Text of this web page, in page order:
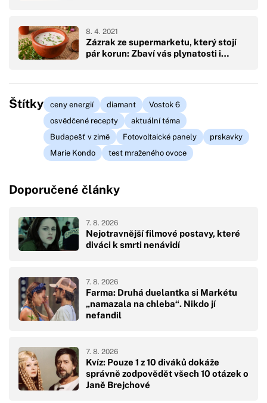
Zázrak ze supermarketu, který stojí
pár korun: Zbaví vás plynatosti i…
8. 4. 2021
Štítky ceny energií diamant
Vostok 6
osvědčené recepty
aktuální téma
Budapešť v zimě
Fotovoltaické panely
prskavky
Marie Kondo
test mraženého ovoce
Doporučené články
Nejotravnější filmové postavy, které
diváci k smrti nenávidí
7. 8. 2026
Farma: Druhá duelantka si Markétu
„namazala na chleba“. Nikdo jí
nefandil
7. 8. 2026
Kvíz: Pouze 1 z 10 diváků dokáže
správně zodpovědět všech 10 otázek o
Janě Brejchové
7. 8. 2026